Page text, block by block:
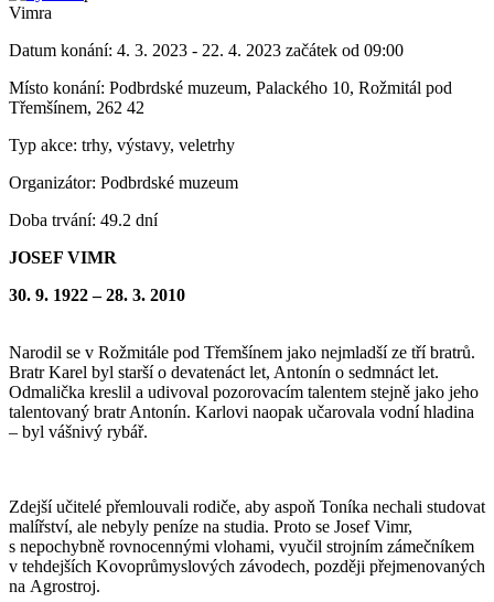
Vimra
Datum konání: 4. 3. 2023 - 22. 4. 2023 začátek od 09:00
Místo konání: Podbrdské muzeum, Palackého 10, Rožmitál pod
Třemšínem, 262 42
Typ akce: trhy, výstavy, veletrhy
Organizátor: Podbrdské muzeum
Doba trvání: 49.2 dní
JOSEF VIMR
30. 9. 1922 – 28. 3. 2010
Narodil se v Rožmitále pod Třemšínem jako nejmladší ze tří bratrů.
Bratr Karel byl starší o devatenáct let, Antonín o sedmnáct let.
Odmalička kreslil a udivoval pozorovacím talentem stejně jako jeho
talentovaný bratr Antonín. Karlovi naopak učarovala vodní hladina
– byl vášnivý rybář.
Zdejší učitelé přemlouvali rodiče, aby aspoň Toníka nechali studovat
malířství, ale nebyly peníze na studia. Proto se Josef Vimr,
s nepochybně rovnocennými vlohami, vyučil strojním zámečníkem
v tehdejších Kovoprůmyslových závodech, později přejmenovaných
na Agrostroj.